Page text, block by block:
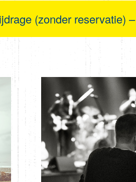
(zonder reservatie) –